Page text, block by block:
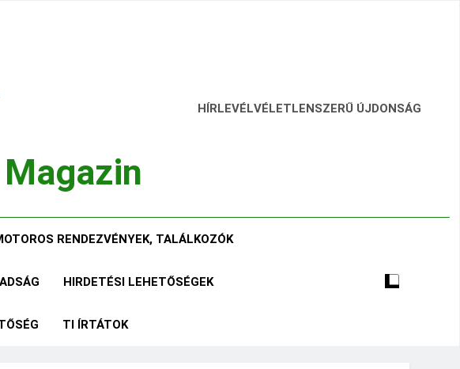
HÍRLEVÉLVÉLETLENSZERŰ ÚJDONSÁG
RENDEZVÉNYEK, TALÁLKOZÓK
HIRDETÉSI LEHETŐSÉGEK
TI ÍRTÁTOK